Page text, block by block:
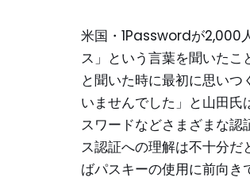
米国・1Passwordが2,000
ス」という言葉を聞いた
と聞いた時に最初に思い
いませんでした」と山田氏
スワードなどさまざまな認
ス認証への理解は不十分
ばパスキーの使用に前向